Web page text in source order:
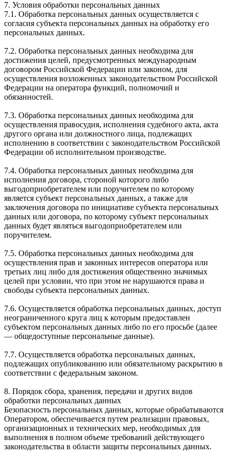
7. Условия обработки персональных данных
7.1. Обработка персональных данных осуществляется с
согласия субъекта персональных данных на обработку его
персональных данных.
7.2. Обработка персональных данных необходима для
достижения целей, предусмотренных международным
договором Российской Федерации или законом, для
осуществления возложенных законодательством Российской
Федерации на оператора функций, полномочий и
обязанностей.
7.3. Обработка персональных данных необходима для
осуществления правосудия, исполнения судебного акта, акта
другого органа или должностного лица, подлежащих
исполнению в соответствии с законодательством Российской
Федерации об исполнительном производстве.
7.4. Обработка персональных данных необходима для
исполнения договора, стороной которого либо
выгодоприобретателем или поручителем по которому
является субъект персональных данных, а также для
заключения договора по инициативе субъекта персональных
данных или договора, по которому субъект персональных
данных будет являться выгодоприобретателем или
поручителем.
7.5. Обработка персональных данных необходима для
осуществления прав и законных интересов оператора или
третьих лиц либо для достижения общественно значимых
целей при условии, что при этом не нарушаются права и
свободы субъекта персональных данных.
7.6. Осуществляется обработка персональных данных, доступ
неограниченного круга лиц к которым предоставлен
субъектом персональных данных либо по его просьбе (далее
— общедоступные персональные данные).
7.7. Осуществляется обработка персональных данных,
подлежащих опубликованию или обязательному раскрытию в
соответствии с федеральным законом.
8. Порядок сбора, хранения, передачи и других видов
обработки персональных данных
Безопасность персональных данных, которые обрабатываются
Оператором, обеспечивается путем реализации правовых,
организационных и технических мер, необходимых для
выполнения в полном объеме требований действующего
законодательства в области защиты персональных данных.